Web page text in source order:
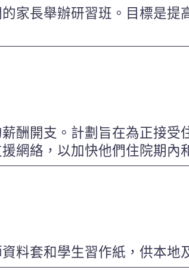
家長舉辦研習班。目標是提
酬開支。計劃旨在為正接受
網絡，以加快他們住院期內
料套和學生習作紙，供本地